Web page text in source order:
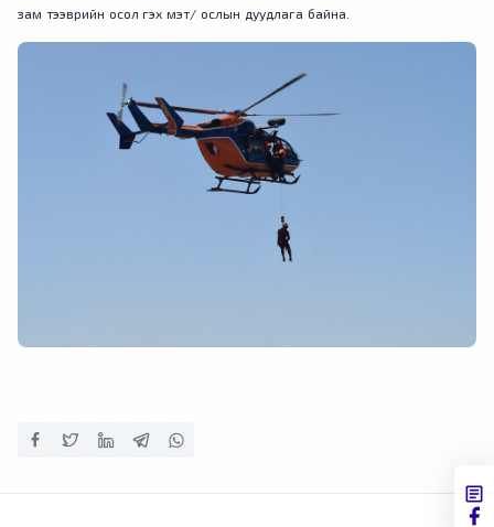
зам тээврийн осол гэх мэт/ ослын дуудлага байна.